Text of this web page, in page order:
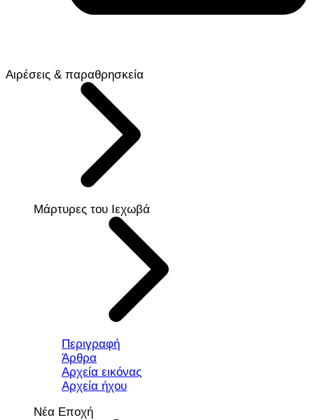
Αιρέσεις & παραθρησκεία
Μάρτυρες του Ιεχωβά
Περιγραφή
Άρθρα
Αρχεία εικόνας
Αρχεία ήχου
Νέα Εποχή